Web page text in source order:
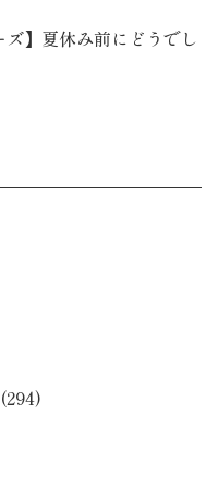
ズ】夏休み前にどうでし
(294)